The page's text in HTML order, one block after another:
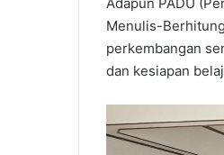
Menulis-
perkembangan
dan kesiapan